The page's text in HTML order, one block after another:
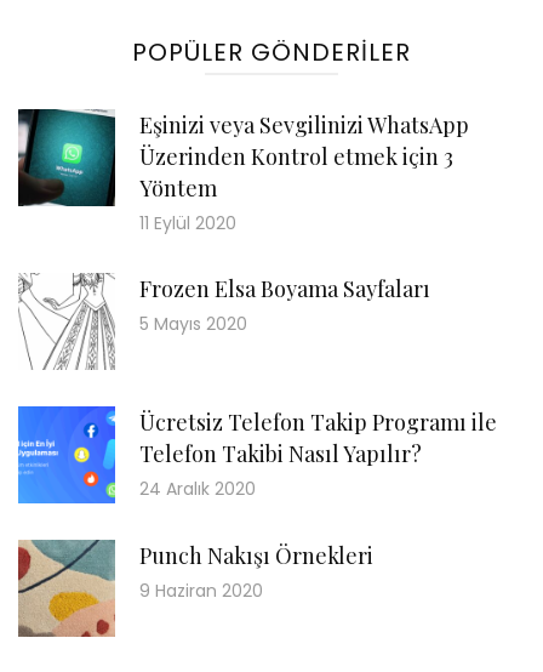
POPÜLER GÖNDERILER
Eşinizi veya Sevgilinizi WhatsApp
Üzerinden Kontrol etmek için 3
Yöntem
11 Eylül 2020
Frozen Elsa Boyama Sayfaları
5 Mayıs 2020
Ücretsiz Telefon Takip Programı ile
Telefon Takibi Nasıl Yapılır?
24 Aralık 2020
Punch Nakışı Örnekleri
9 Haziran 2020